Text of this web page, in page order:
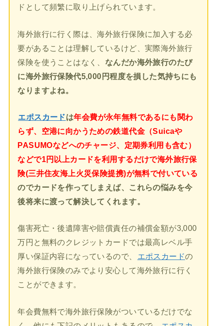
ドとして頻繁に取り上げられています。
海外旅行に行く際は、海外旅行保険に加入する必
要があることは理解しているけど、実際海外旅行
保険を使うことはなく、 なんだか海外旅行のたび
に海外旅行保険代5,000円程度を損した気持ちにも
なりますよね。
エポスカードは年会費が永年無料であるにも関わ
らず、空港に向かうための鉄道代金（Suicaや
PASUMOなどへのチャージ、定期券利用も含む）
などで1円以上カードを利用するだけで海外旅行保
険(三井住友海上火災保険提携)が無料で付いている
のでカードを作ってしまえば、これらの悩みを今
後将来に渡って解決してくれます。
傷害死亡・後遺障害や賠償責任の補償金額が3,000
万円と無料のクレジットカードでは最高レベル手
厚い保証内容になっているので、
エポスカードの
海外旅行保険のみでより安心して海外旅行に行く
ことができます。
年会費無料で海外旅行保険がついているだけでな